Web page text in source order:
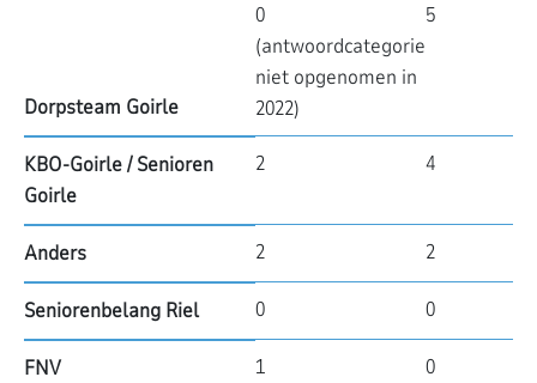
Dorpsteam Goirle
0
(antwoordcategorie
niet opgenomen in
2022)
5
KBO-Goirle / Senioren
Goirle
2 4
Anders 2 2
Seniorenbelang Riel 0 0
FNV 1 0